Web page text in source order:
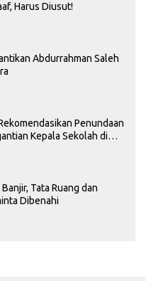
Harus Diusut!
Abdurrahman Saleh
Penundaan
Kepala Sekolah di
Tata Ruang dan
Dibenahi